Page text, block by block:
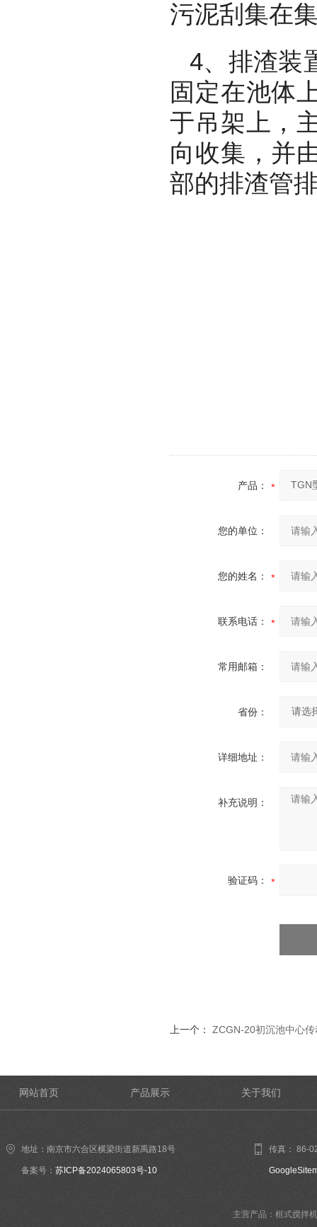
污泥刮集在
4、排渣装
固定在池体
于吊架上，
向收集，并
部的排渣管
产品：
您的单位：
您的姓名：
联系电话：
常用邮箱：
省份：
详细地址：
补充说明：
验证码：
上一个： ZCGN-20初沉池中心
网站首页 产品展示 关于我们
地址：南京市六合区横梁街道新禹路18号
备案号： 苏ICP备2024065803号-10
传真： 86-
主营产品：框式搅拌